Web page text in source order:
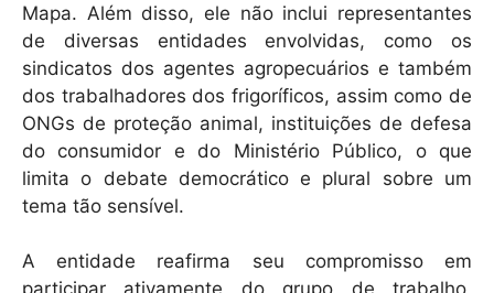
Mapa. Além disso, ele não inclui representantes
de diversas entidades envolvidas, como os
sindicatos dos agentes agropecuários e também
dos trabalhadores dos frigoríficos, assim como de
ONGs de proteção animal, instituições de defesa
do consumidor e do Ministério Público, o que
limita o debate democrático e plural sobre um
tema tão sensível.
A entidade reafirma seu compromisso em